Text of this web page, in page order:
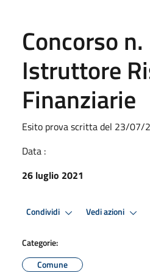
Concorso
Istruttore
Finanziarie
Esito prova scritta del 23/07/
Data :
26 luglio 2021
Condividi Vedi azioni
Categorie:
Comune